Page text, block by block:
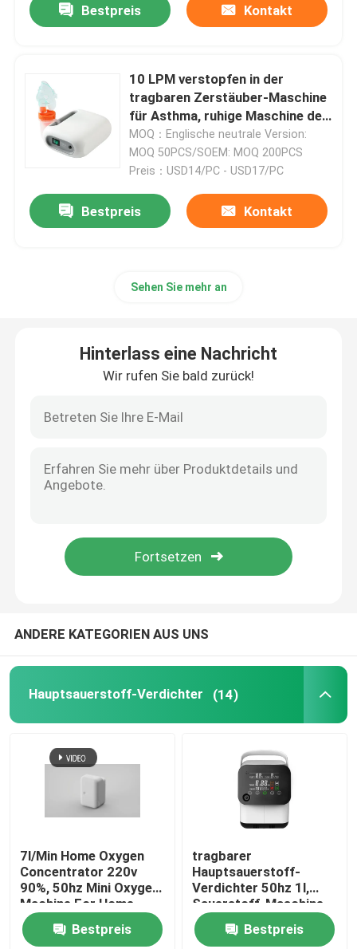
hoher Flusssauerstoffverdichter
Tragbare Zerstäuber-Maschinen
Medizinischer Saugapparat
Haushalts-Digital-Thermometer
Haushalts-Blutdruck-Monitor
Reflektierende AntiSonnenbrille
Sport- Ausrüstung im Freien
Elektrisches Nasenspülungs-System
TDP-Infrarot-Lampe
Wegwerfarzneimittel
Elektroakupunktur-Maschine
Bestpreis Kontakt
10 LPM verstopfen in der
tragbaren Zerstäuber-Maschine
für Asthma, ruhige Maschine des
Zerstäuber-12v
MOQ：Englische neutrale Version:
MOQ 50PCS/SOEM: MOQ 200PCS
Preis：USD14/PC - USD17/PC
Bestpreis Kontakt
Sehen Sie mehr an
Hinterlass eine Nachricht
Wir rufen Sie bald zurück!
ANDERE KATEGORIEN AUS UNS
Hauptsauerstoff-Verdichter (14)
7l/Min Home Oxygen
Concentrator 220v
90%, 50hz Mini Oxygen
Machine For Home
Bestpreis
tragbarer
Hauptsauerstoff-
Verdichter 50hz 1l,
Sauerstoff-Maschine
des Haushalts-7lpm
Bestpreis